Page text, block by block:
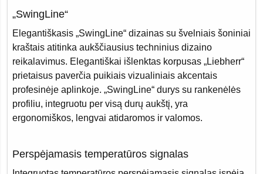
„SwingLine“
Elegantiškasis „SwingLine“ dizainas su švelniais šoniniai
kraštais atitinka aukščiausius techninius dizaino
reikalavimus. Elegantiškai išlenktas korpusas „Liebherr“
prietaisus paverčia puikiais vizualiniais akcentais
profesinėje aplinkoje. „SwingLine“ durys su rankenėlės
profiliu, integruotu per visą durų aukštį, yra
ergonomiškos, lengvai atidaromos ir valomos.
Perspėjamasis temperatūros signalas